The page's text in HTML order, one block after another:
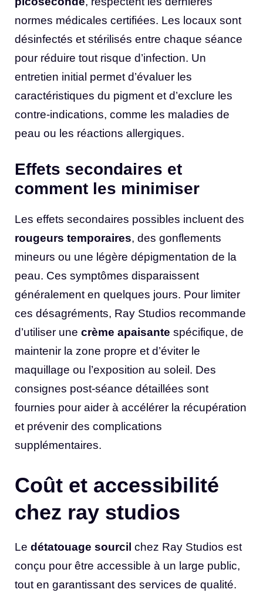
normes médicales certifiées. Les locaux sont
désinfectés et stérilisés entre chaque séance
pour réduire tout risque d’infection. Un
entretien initial permet d’évaluer les
caractéristiques du pigment et d’exclure les
contre-indications, comme les maladies de
peau ou les réactions allergiques.
Effets secondaires et
comment les minimiser
Les effets secondaires possibles incluent des
rougeurs temporaires, des gonflements
mineurs ou une légère dépigmentation de la
peau. Ces symptômes disparaissent
généralement en quelques jours. Pour limiter
ces désagréments, Ray Studios recommande
d’utiliser une crème apaisante spécifique, de
maintenir la zone propre et d’éviter le
maquillage ou l’exposition au soleil. Des
consignes post-séance détaillées sont
fournies pour aider à accélérer la récupération
et prévenir des complications
supplémentaires.
Coût et accessibilité
chez ray studios
Le détatouage sourcil chez Ray Studios est
conçu pour être accessible à un large public,
tout en garantissant des services de qualité.